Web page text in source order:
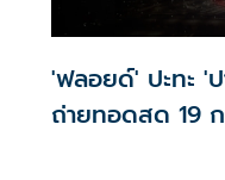
'ฟลอยด์' ปะทะ '
ถ่ายทอดสด 19